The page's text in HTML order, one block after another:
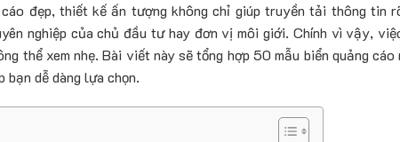
đẹp, thiết kế ấn tượng không chỉ giúp truyền tải thông tin
nghiệp của chủ đầu tư hay đơn vị môi giới. Chính vì vậy,
thể xem nhẹ. Bài viết này sẽ tổng hợp 50 mẫu biển quảng
bạn dễ dàng lựa chọn.